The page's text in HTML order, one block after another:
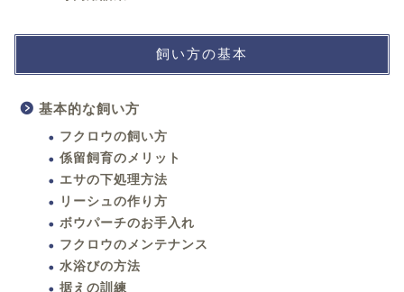
飼い方の基本
基本的な飼い方
フクロウの飼い方
係留飼育のメリット
エサの下処理方法
リーシュの作り方
ボウパーチのお手入れ
フクロウのメンテナンス
水浴びの方法
据えの訓練